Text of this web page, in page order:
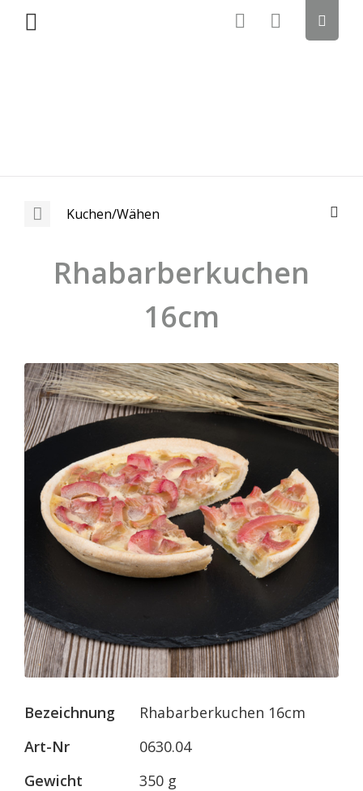
Kuchen/Wähen
Rhabarberkuchen
16cm
Bezeichnung
Rhabarberkuchen 16cm
Art-Nr
0630.04
Gewicht
350 g